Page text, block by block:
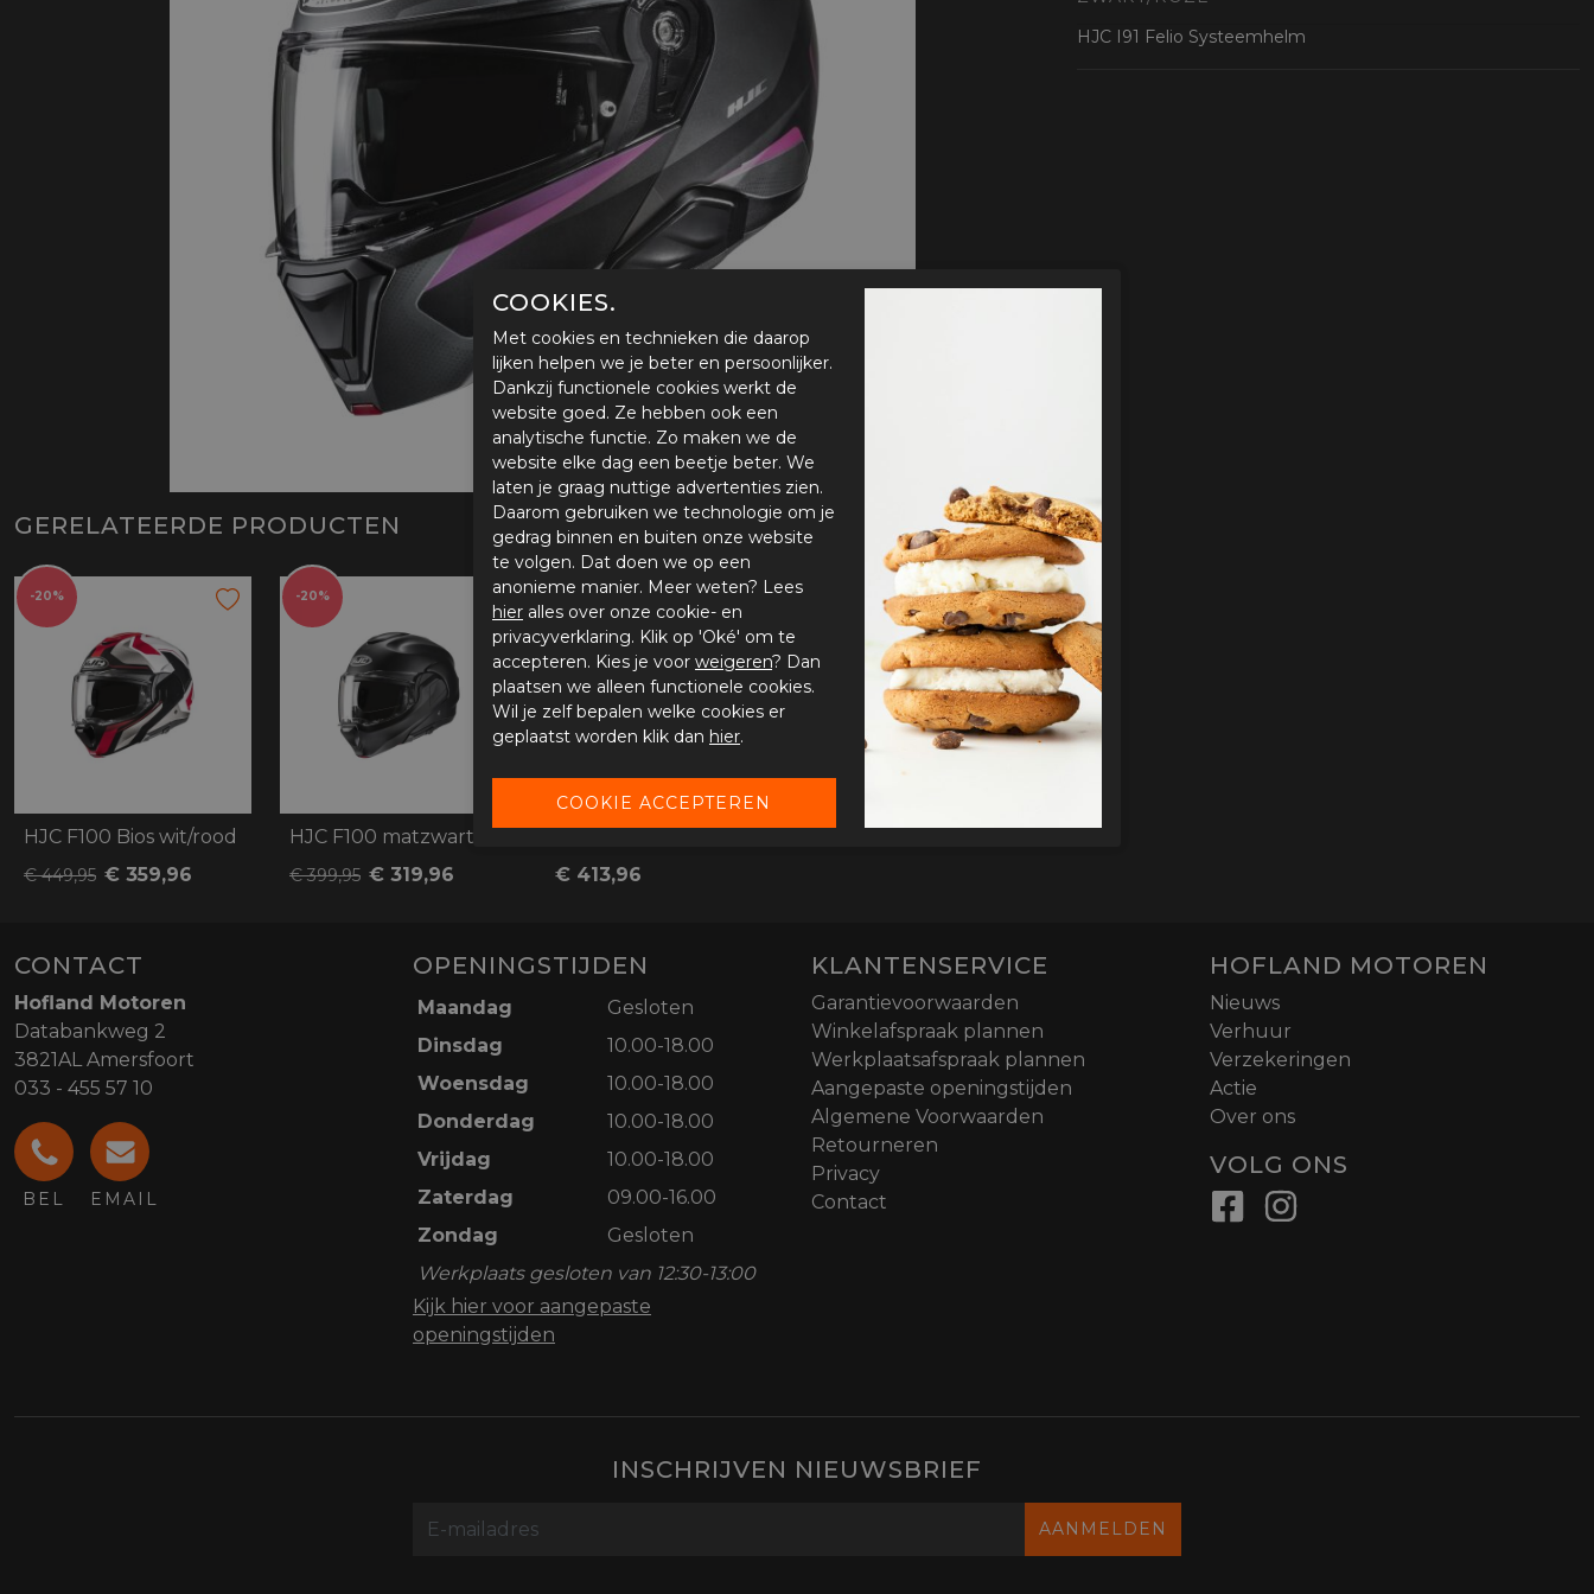
handschoenen
All-Season
Verwarmde
handschoenen
Sloten
TelefoonHJC I91 Felio Systeemhelm
GERELATEERDE PRODUCTEN
-20%
HJC F100 Bios wit/rood
€ 449,95 € 359,96
-20%
HJC F100 matzwart
€ 399,95 € 319,96
€ 413,96
CONTACT
Hofland Motoren
Databankweg 2
3821AL Amersfoort
033 - 455 57 10
BEL EMAIL
OPENINGSTIJDEN
Maandag
Gesloten
Dinsdag
10.00-18.00
Woensdag
10.00-18.00
Donderdag
10.00-18.00
Vrijdag
10.00-18.00
Zaterdag
09.00-16.00
Zondag
Gesloten
Werkplaats gesloten van 12:30-13:00
Kijk hier voor aangepaste
openingstijden
KLANTENSERVICE
Garantievoorwaarden
Winkelafspraak plannen
Werkplaatsafspraak plannen
Aangepaste openingstijden
Algemene Voorwaarden
Retourneren
Privacy
Contact
HOFLAND MOTOREN
Nieuws
Verhuur
Verzekeringen
Actie
Over ons
VOLG ONS
INSCHRIJVEN NIEUWSBRIEF
AANMELDEN
COOKIES.
Met cookies en technieken die daarop
lijken helpen we je beter en persoonlijker.
Dankzij functionele cookies werkt de
website goed. Ze hebben ook een
analytische functie. Zo maken we de
website elke dag een beetje beter. We
laten je graag nuttige advertenties zien.
Daarom gebruiken we technologie om je
gedrag binnen en buiten onze website
te volgen. Dat doen we op een
anonieme manier. Meer weten? Lees
hier alles over onze cookie- en
privacyverklaring. Klik op 'Oké' om te
accepteren. Kies je voor weigeren? Dan
plaatsen we alleen functionele cookies.
Wil je zelf bepalen welke cookies er
geplaatst worden klik dan hier.